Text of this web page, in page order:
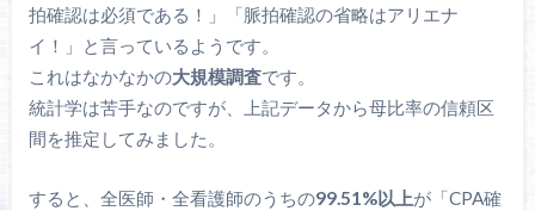
拍確認は必須である！」「脈拍確認の省略はアリエナ
イ！」と言っているようです。
これはなかなかの大規模調査です。
統計学は苦手なのですが、上記データから母比率の信頼区
間を推定してみました。
すると、全医師・全看護師のうちの99.51%以上が「CPA確